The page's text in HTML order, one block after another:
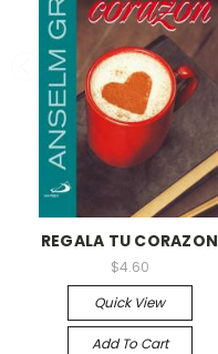
REGALA TU CORAZON
$4.60
Quick View
Add To Cart